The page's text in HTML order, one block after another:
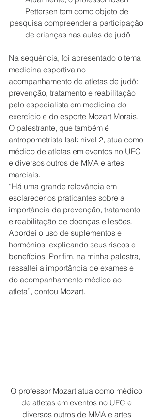
Pettersen tem como objeto de
pesquisa compreender a participação
de crianças nas aulas de judô
Na sequência, foi apresentado o tema
medicina esportiva no
acompanhamento de atletas de judô:
prevenção, tratamento e reabilitação
pelo especialista em medicina do
exercício e do esporte Mozart Morais.
O palestrante, que também é
antropometrista Isak nível 2, atua como
médico de atletas em eventos no UFC
e diversos outros de MMA e artes
marciais.
“Há uma grande relevância em
esclarecer os praticantes sobre a
importância da prevenção, tratamento
e reabilitação de doenças e lesões.
Abordei o uso de suplementos e
hormônios, explicando seus riscos e
benefícios. Por fim, na minha palestra,
ressaltei a importância de exames e
do acompanhamento médico ao
atleta”, contou Mozart.
O professor Mozart atua como médico
de atletas em eventos no UFC e
diversos outros de MMA e artes